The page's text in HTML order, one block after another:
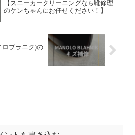
【スニーカークリーニングなら靴修理
のケンちゃんにお任せください！】
ロブラニク)の